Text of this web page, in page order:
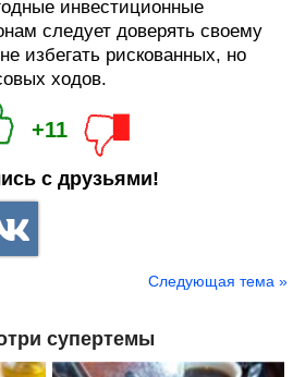
инвестиционные
следует доверять своему
избегать рискованных, но
ходов.
+11
с друзьями!
Следующая тема »
супертемы